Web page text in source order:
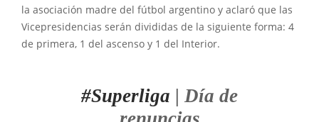
la asociación madre del fútbol argentino y aclaró que las
Vicepresidencias serán divididas de la siguiente forma: 4
de primera, 1 del ascenso y 1 del Interior.
#Superliga | Día de